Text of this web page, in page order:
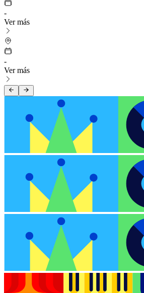
-
Ver más
-
Ver más